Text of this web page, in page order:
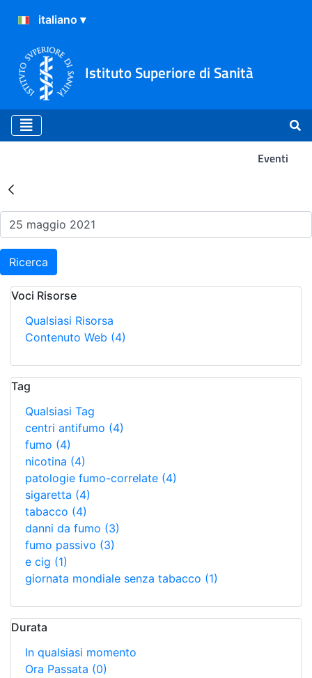
Istituto Superiore di Sanità
Eventi
Risultati della Ricerca -
Ricerca
Voci Risorse
Qualsiasi Risorsa
Contenuto Web (4)
Tag
Qualsiasi Tag
centri antifumo (4)
fumo (4)
nicotina (4)
patologie fumo-correlate (4)
sigaretta (4)
tabacco (4)
danni da fumo (3)
fumo passivo (3)
e cig (1)
giornata mondiale senza tabacco (1)
Durata
In qualsiasi momento
Ora Passata (0)